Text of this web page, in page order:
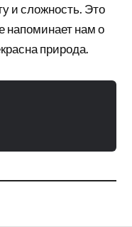
и сложность. Это
напоминает нам о
природа.